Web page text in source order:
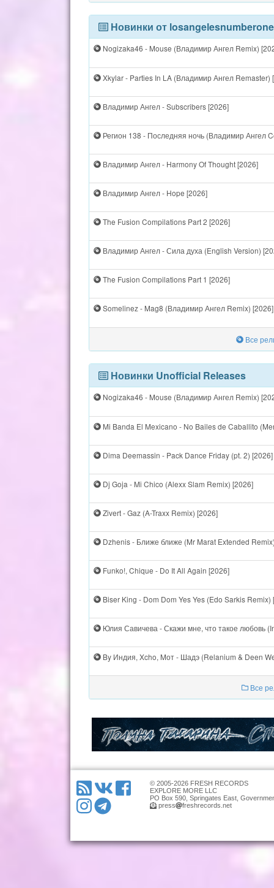
Новинки от losangelesnumberone
Nogizaka46 - Mouse (Владимир Ангел Remix)
Xkylar - Parties In LA (Владимир Ангел Remaster)
Владимир Ангел - Subscribers [2026]
Регион 138 - Последняя ночь (Владимир Ангел
Владимир Ангел - Harmony Of Thought [2026]
Владимир Ангел - Hope [2026]
The Fusion Compilations Part 2 [2026]
Владимир Ангел - Сила духа (English Version)
The Fusion Compilations Part 1 [2026]
Somelinez - Mag8 (Владимир Ангел Remix) [2026]
Все
Новинки Unofficial Releases
Nogizaka46 - Mouse (Владимир Ангел Remix)
Mi Banda El Mexicano - No Bailes de Caballito
Dima Deemassin - Pack Dance Friday (pt. 2) [2026]
Dj Goja - Mi Chico (Alexx Slam Remix) [2026]
Zivert - Gaz (A-Traxx Remix) [2026]
Dzhenis - Ближе ближе (Mr Marat Extended
Funko!, Chique - Do It All Again [2026]
Biser King - Dom Dom Yes Yes (Edo Sarkis Remix)
Юлия Савичева - Скажи мне, что такое любовь
By Индия, Xcho, Mот - Шадэ (Relanium & Deen
Все
© 2005-2026 FRESH RECORDS
EXPLORE MORE LLC
PO Box 590, Springates East,
press
freshrecords.net